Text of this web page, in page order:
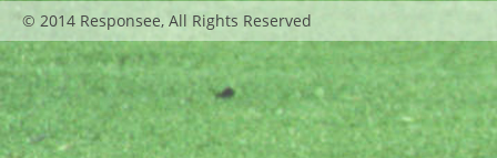
© 2014 Responsee, All Rights Reserved